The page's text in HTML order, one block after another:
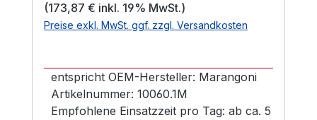
(173,87 € inkl. 19% MwSt.)
Preise exkl. MwSt. ggf. zzgl. Versandkosten
entspricht OEM-Hersteller: Marangoni
Artikelnummer: 10060.1M
Empfohlene Einsatzzeit pro Tag: ab ca. 5